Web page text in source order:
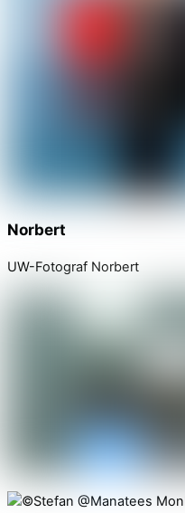
Norbert
UW-Fotograf Norbert